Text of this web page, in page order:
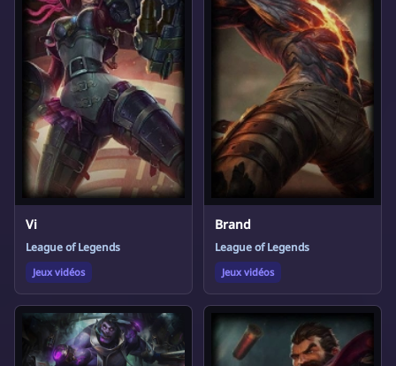
Vi
League of Legends
Jeux vidéos
Brand
League of Legends
Jeux vidéos